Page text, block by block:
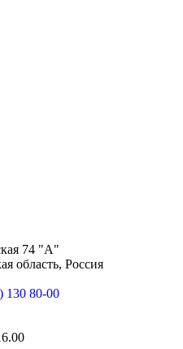
74 "А"
область, Россия
130 80-00